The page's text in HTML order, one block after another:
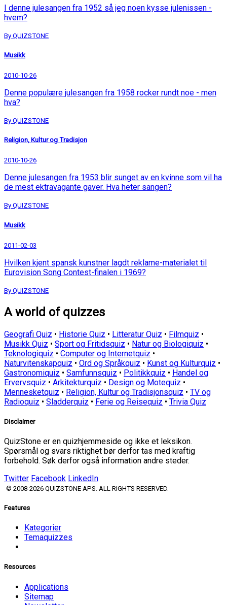
I denne julesangen fra 1952 så jeg noen kysse julenissen -
hvem?
By QUIZSTONE
Musikk
2010-10-26
Denne populære julesangen fra 1958 rocker rundt noe - men
hva?
By QUIZSTONE
Religion, Kultur og Tradisjon
2010-10-26
Denne julesangen fra 1953 blir sunget av en kvinne som vil ha
de mest ektravagante gaver. Hva heter sangen?
By QUIZSTONE
Musikk
2011-02-03
Hvilken kjent spansk kunstner lagdt reklame-materialet til
Eurovision Song Contest-finalen i 1969?
By QUIZSTONE
A world of quizzes
Geografi Quiz • Historie Quiz • Litteratur Quiz • Filmquiz •
Musikk Quiz • Sport og Fritidsquiz • Natur og Biologiquiz •
Teknologiquiz • Computer og Internetquiz •
Naturvitenskapquiz • Ord og Språkquiz • Kunst og Kulturquiz •
Gastronomiquiz • Samfunnsquiz • Politikkquiz • Handel og
Ervervsquiz • Arkitekturquiz • Design og Motequiz •
Mennesketquiz • Religion, Kultur og Tradisjonsquiz • TV og
Radioquiz • Sladderquiz • Ferie og Reisequiz • Trivia Quiz
Disclaimer
QuizStone er en quizhjemmeside og ikke et leksikon.
Spørsmål og svars riktighet bør derfor tas med kraftig
forbehold. Søk derfor også information andre steder.
Twitter Facebook LinkedIn
© 2008-2026 QUIZSTONE APS. ALL RIGHTS RESERVED.
Features
Kategorier
Temaquizzes
Resources
Applications
Sitemap